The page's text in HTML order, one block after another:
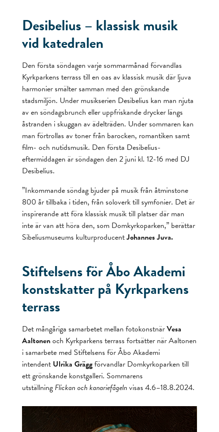
Desibelius – klassisk musik
vid katedralen
Den första söndagen varje sommarmånad förvandlas
Kyrkparkens terrass till en oas av klassisk musik där ljuva
harmonier smälter samman med den grönskande
stadsmiljön. Under musikserien Desibelius kan man njuta
av en söndagsbrunch eller uppfriskande drycker längs
åstranden i skuggan av ädelträden. Under sommaren kan
man förtrollas av toner från barocken, romantiken samt
film- och nutidsmusik. Den första Desibelius-
eftermiddagen är söndagen den 2 juni kl. 12-16 med DJ
Desibelius.
”Inkommande söndag bjuder på musik från åtminstone
800 år tillbaka i tiden, från soloverk till symfonier. Det är
inspirerande att föra klassisk musik till platser där man
inte är van att höra den, som Domkyrkoparken,” berättar
Sibeliusmuseums kulturproducentJohannes Juva.
Stiftelsens för Åbo Akademi
konstskatter på Kyrkparkens
terrass
Det mångåriga samarbetet mellan fotokonstnärVesa
Aaltonenoch Kyrkparkens terrass fortsätter när Aaltonen
i samarbete med Stiftelsens för Åbo Akademi
intendent Ulrika Gräggförvandlar Domkyrkoparken till
ett grönskande konstgalleri. Sommarens
utställning Flickan och kanariefågelnvisas 4.6–18.8.2024.